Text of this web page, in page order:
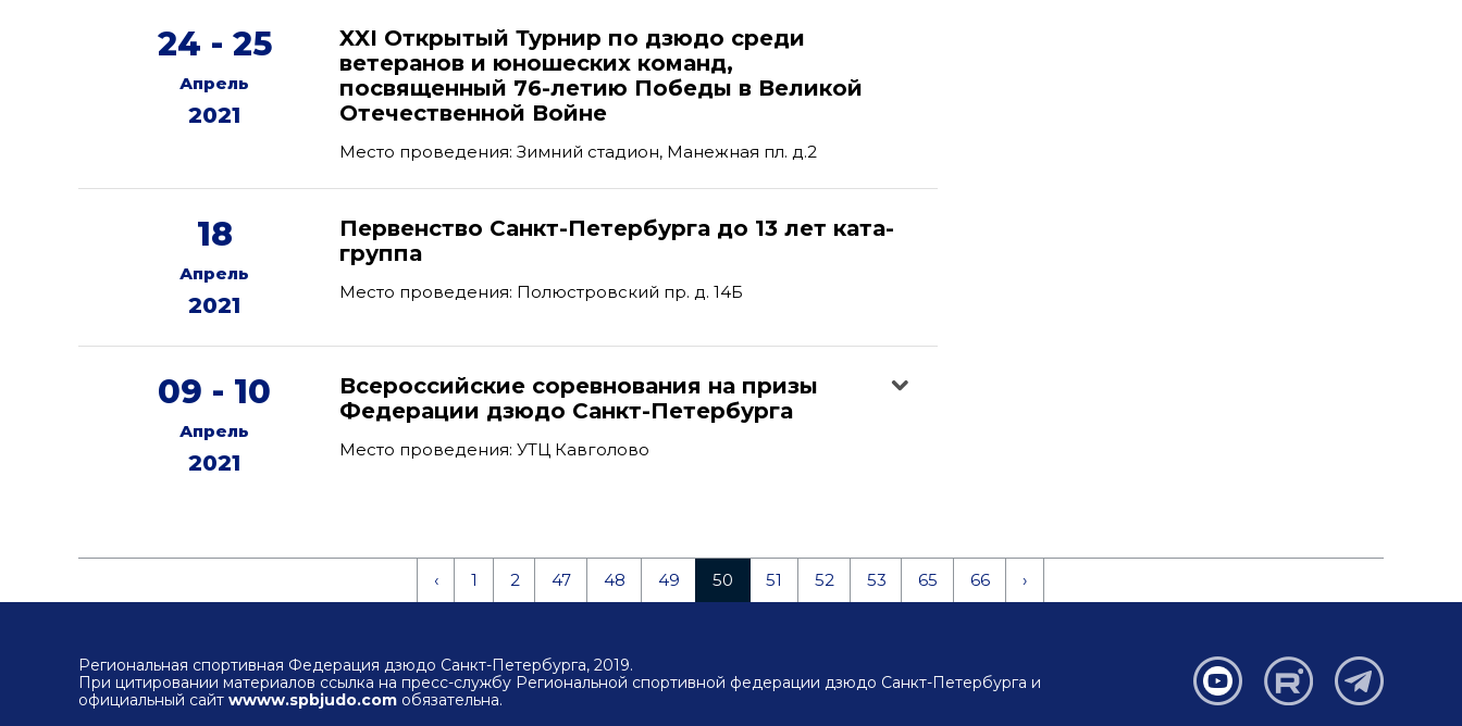
24 - 25
Апрель
2021
XXI Открытый Турнир по дзюдо среди
ветеранов и юношеских команд,
посвященный 76-летию Победы в Великой
Отечественной Войне
Место проведения: Зимний стадион, Манежная пл. д.2
18
Апрель
2021
Первенство Санкт-Петербурга до 13 лет ката-
группа
Место проведения: Полюстровский пр. д. 14Б
09 - 10
Апрель
2021
Всероссийские соревнования на призы
Федерации дзюдо Санкт-Петербурга
Место проведения: УТЦ Кавголово
‹ 1 2 47 48 49 50 51 52 53 65 66 ›
Региональная спортивная Федерация дзюдо Санкт-Петербурга, 2019.
При цитировании материалов ссылка на пресс-службу Региональной спортивной федерации дзюдо Санкт-Петербурга и
официальный сайт wwww.spbjudo.com обязательна.